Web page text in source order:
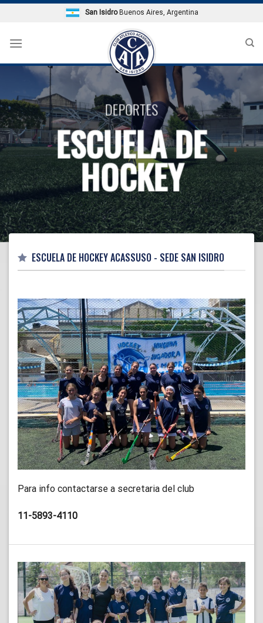
Skip
San IsidroBuenos Aires, Argentina
DEPORTES
ESCUELA DE
HOCKEY
ESCUELA DE HOCKEY ACASSUSO - SEDE SAN ISIDRO
Para info contactarse a secretaria del club
11-5893-4110